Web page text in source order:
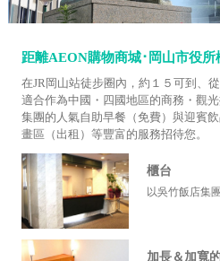
距離AEON購物商城･岡山市役所
在JR岡山站徒步圈內，約１５可到、
適合作為中國・四國地區的商務・觀
集團的人氣自助早餐（免費）與迎賓
畫區（出租）等豐富的服務招待您。
櫃台
以吳竹飯店集
加長＆加寬